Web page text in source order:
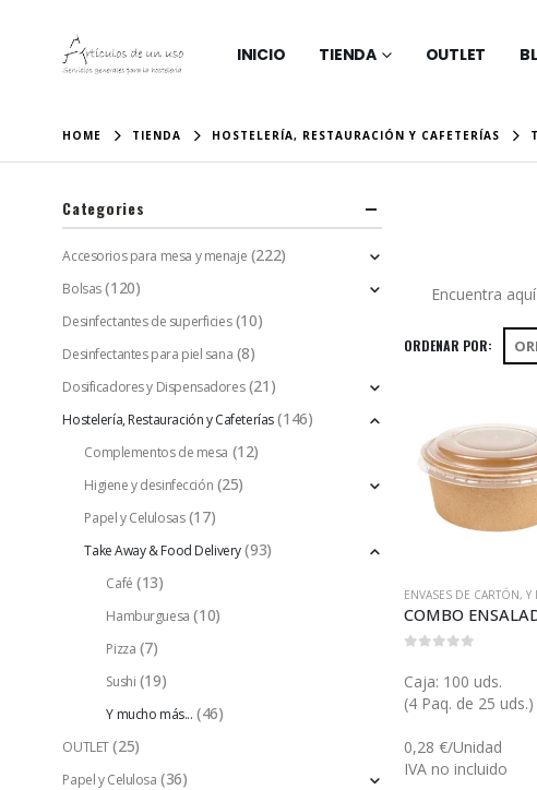
INICIO TIENDA OUTLET
HOME TIENDA HOSTELERÍA, RESTAURACIÓN Y CAFETERÍAS
Encuentra
ORDENAR POR:
ENVASES DE CARTÓN, Y
Caja: 100 uds.
(4 Paq. de 25 uds.)
0,28 €/Unidad
IVA no incluido
Categories
Accesorios para mesa y menaje (222)
Bolsas (120)
Desinfectantes de superficies (10)
Desinfectantes para piel sana (8)
Dosificadores y Dispensadores (21)
Hostelería, Restauración y Cafeterías (146)
Complementos de mesa (12)
Higiene y desinfección (25)
Papel y Celulosas (17)
Take Away & Food Delivery (93)
Café (13)
Hamburguesa (10)
Pizza (7)
Sushi (19)
Y mucho más... (46)
OUTLET (25)
Papel y Celulosa (36)